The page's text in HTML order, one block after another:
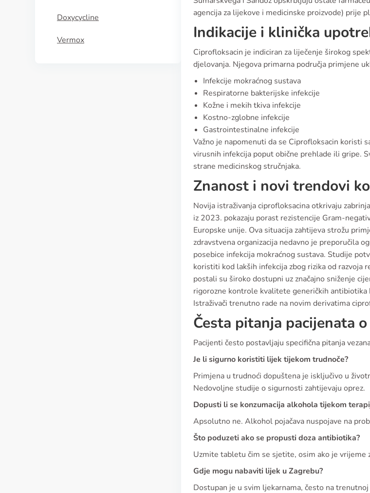
Doxycycline
Vermox
agencija za lijekove i medicinske proizvode) prije
Indikacije i klinička
Ciprofloksacin je indiciran za liječenje širokog
djelovanja. Njegova primarna područja primjene
Infekcije mokraćnog sustava
Respiratorne bakterijske infekcije
Kožne i mekih tkiva infekcije
Kostno-zglobne infekcije
Gastrointestinalne infekcije
Važno je napomenuti da se Ciprofloksacin koristi
virusnih infekcija poput obične prehlade ili gripe.
strane medicinskog stručnjaka.
Znanost i novi trendovi
Novija istraživanja ciprofloksacina otkrivaju
iz 2023. pokazaju porast rezistencije Gram-
Europske unije. Ova situacija zahtijeva strožu
zdravstvena organizacija nedavno je preporučila
posebice infekcija mokraćnog sustava. Studije
koristiti kod lakših infekcija zbog rizika od razvoja
postali su široko dostupni uz značajno sniženje
rigorozne kontrole kvalitete generičkih
Istraživači trenutno rade na novim derivatima
Česta pitanja pacijenata
Pacijenti često postavljaju specifična pitanja
Je li sigurno koristiti lijek tijekom trudnoče?
Primjena u trudnoći dopuštena je isključivo u
Nedovoljne studije o sigurnosti zahtijevaju oprez.
Dopusti li se konzumacija alkohola tijekom
Apsolutno ne. Alkohol pojačava nuspojave na
Što poduzeti ako se propusti doza antibiotika?
Uzmite tabletu čim se sjetite, osim ako je vrijeme
Gdje mogu nabaviti lijek u Zagrebu?
Dostupan je u svim ljekarnama, često na